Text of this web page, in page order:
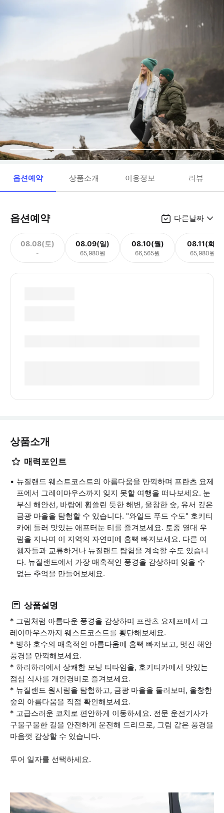
옵션예약 상품소개 이용정보 리뷰
옵션예약 다른날짜
08.08(토)
-
08.09(일)
65,980원
08.10(월)
66,565원
08.11(화)
65,980원
상품소개
매력포인트
뉴질랜드 웨스트코스트의 아름다움을 만끽하며 프란츠 요제
프에서 그레이마우스까지 잊지 못할 여행을 떠나보세요. 눈
부신 해안선, 바람에 휩쓸린 듯한 해변, 울창한 숲, 유서 깊은
금광 마을을 탐험할 수 있습니다. "와일드 푸드 수도" 호키티
카에 들러 맛있는 애프터눈 티를 즐겨보세요. 토종 열대 우
림을 지나며 이 지역의 자연미에 흠뻑 빠져보세요. 다른 여
행자들과 교류하거나 뉴질랜드 탐험을 계속할 수도 있습니
다. 뉴질랜드에서 가장 매혹적인 풍경을 감상하며 잊을 수
없는 추억을 만들어보세요.
상품설명
* 그림처럼 아름다운 풍경을 감상하며 프란츠 요제프에서 그
레이마우스까지 웨스트코스트를 횡단해보세요.
* 빙하 호수의 매혹적인 아름다움에 흠뻑 빠져보고, 멋진 해안
풍경을 만끽해보세요.
* 하리하리에서 상쾌한 모닝 티타임을, 호키티카에서 맛있는
점심 식사를 개인경비로 즐겨보세요.
* 뉴질랜드 원시림을 탐험하고, 금광 마을을 둘러보며, 울창한
숲의 아름다움을 직접 확인해보세요.
* 고급스러운 코치로 편안하게 이동하세요. 전문 운전기사가
구불구불한 길을 안전하게 운전해 드리므로, 그림 같은 풍경을
마음껏 감상할 수 있습니다.
투어 일자를 선택하세요.